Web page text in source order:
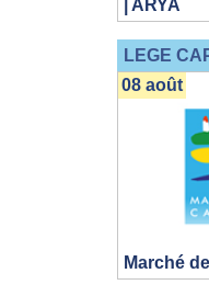
| ARYA
LEGE
Marché
08 août